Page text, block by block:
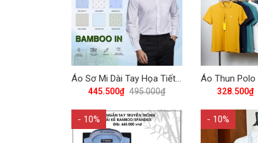
Áo Sơ Mi Dài Tay Họa Tiết Bamboo Regular Fit 495 Vĩnh Tiến - Nhiều Màu
445.500₫ 495.000₫ 328.500₫
- 10% - 10%